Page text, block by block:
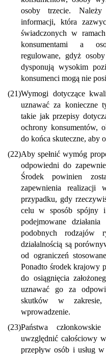
osoby trzecie.
informacji, która
świadczonych w
konsumentami a
regulowane, gdyż
dysponują wysokim
konsumenci mogą nie
(21)Wymogi dotyczące
uznawać za konieczne
takie jak przepisy
ochrony konsumentów,
do końca skuteczne, aby
(22)Aby spełnić wymóg
odpowiedni do
Środek powinien
zapewnienia realizacji
przypadku, gdy
celu w sposób spójny i
podejmowane
podobnych rodzajów
działalnością są
od ograniczeń
Ponadto środek krajowy
do osiągnięcia
uznawać go za
skutków w
wprowadzenie.
(23)Państwa
uwzględnić całościowy
przepływ osób i usług